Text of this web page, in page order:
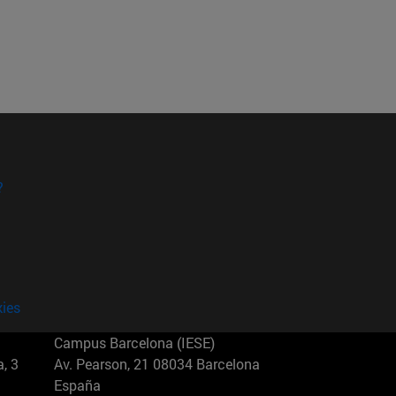
3
Campus Barcelona (IESE)
Av. Pearson, 21 08034 Barcelona
España